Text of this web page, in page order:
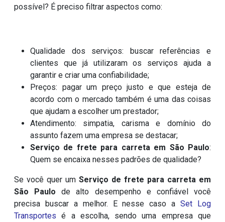
possível? É preciso filtrar aspectos como:
Qualidade dos serviços: buscar referências e
clientes que já utilizaram os serviços ajuda a
garantir e criar uma confiabilidade;
Preços: pagar um preço justo e que esteja de
acordo com o mercado também é uma das coisas
que ajudam a escolher um prestador;
Atendimento: simpatia, carisma e domínio do
assunto fazem uma empresa se destacar;
Serviço de frete para carreta em São Paulo:
Quem se encaixa nesses padrões de qualidade?
Se você quer um Serviço de frete para carreta em
São Paulo de alto desempenho e confiável você
precisa buscar a melhor. E nesse caso aSet Log
Transportes é a escolha, sendo uma empresa que